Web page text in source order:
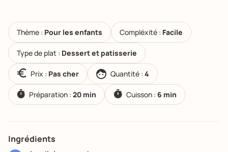
Thème : Pour les enfants Compléxité : Facile
Type de plat : Dessert et patisserie
Prix : Pas cher Quantité : 4
Préparation :20 min Cuisson : 6 min
Ingrédients